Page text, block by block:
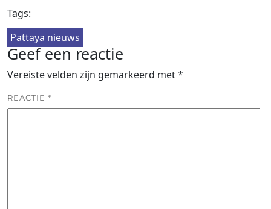
Tags:
Pattaya nieuws
Geef een reactie
Vereiste velden zijn gemarkeerd met*
REACTIE *